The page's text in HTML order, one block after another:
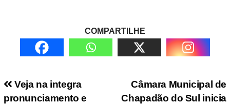
COMPARTILHE
Navegação de PostCâmara Municipal de
Chapadão do Sul inicia
Veja na integra
pronunciamento e